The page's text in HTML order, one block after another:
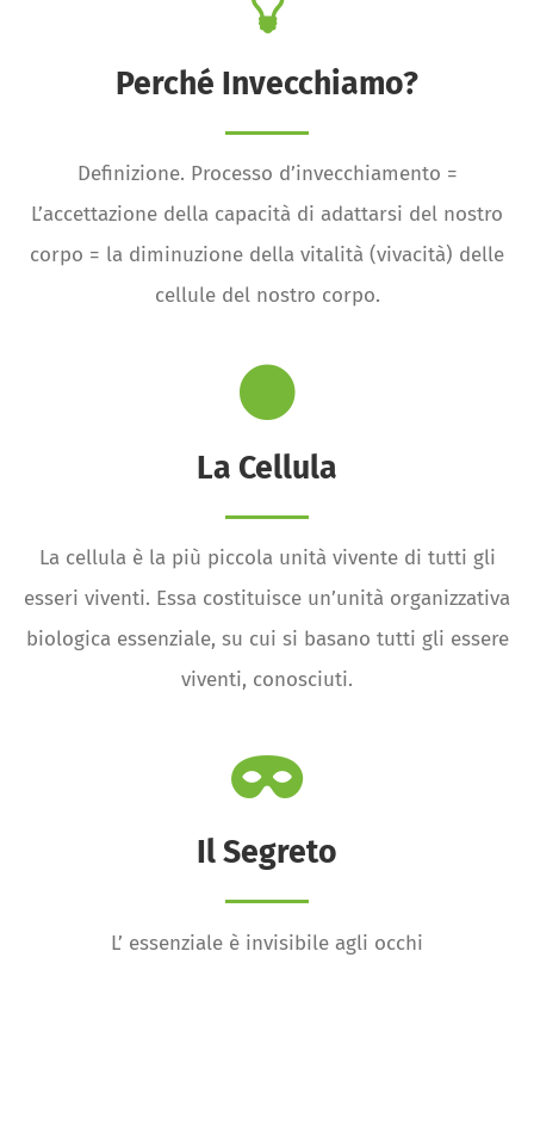
Perché Invecchiamo?
Definizione. Processo d’invecchiamento =
L’accettazione della capacità di adattarsi del nostro
corpo = la diminuzione della vitalità (vivacità) delle
cellule del nostro corpo.
La Cellula
La cellula è la più piccola unità vivente di tutti gli
esseri viventi. Essa costituisce un’unità organizzativa
biologica essenziale, su cui si basano tutti gli essere
viventi, conosciuti.
Il Segreto
L’ essenziale è invisibile agli occhi